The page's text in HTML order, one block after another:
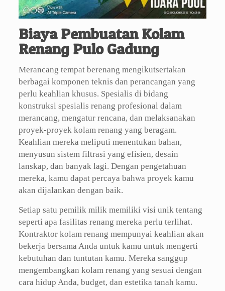
Biaya Pembuatan Kolam
Renang Pulo Gadung
Merancang tempat berenang mengikutsertakan
berbagai komponen teknis dan perancangan yang
perlu keahlian khusus. Spesialis di bidang
konstruksi spesialis renang profesional dalam
merancang, mengatur rencana, dan melaksanakan
proyek-proyek kolam renang yang beragam.
Keahlian mereka meliputi menentukan bahan,
menyusun sistem filtrasi yang efisien, desain
lanskap, dan banyak lagi. Dengan pengetahuan
mereka, kamu dapat percaya bahwa proyek kamu
akan dijalankan dengan baik.
Setiap satu pemilik milik memiliki visi unik tentang
seperti apa fasilitas renang mereka perlu terlihat.
Kontraktor kolam renang mempunyai keahlian akan
bekerja bersama Anda untuk kamu untuk mengerti
kebutuhan dan tuntutan kamu. Mereka sanggup
mengembangkan kolam renang yang sesuai dengan
cara hidup Anda, budget, dan estetika tanah kamu.